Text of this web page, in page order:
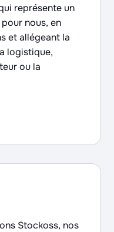
représente un
nous, en
et allégeant la
logistique,
ou la
Stockoss, nos